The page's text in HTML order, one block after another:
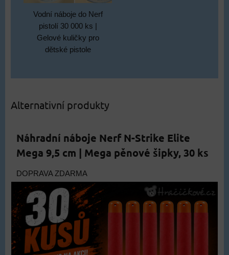
Vodní náboje do Nerf
pistolí 30 000 ks |
Gelové kuličky pro
dětské pistole
Alternativní produkty
Náhradní náboje Nerf N-Strike Elite
Mega 9,5 cm | Mega pěnové šipky, 30 ks
DOPRAVA ZDARMA